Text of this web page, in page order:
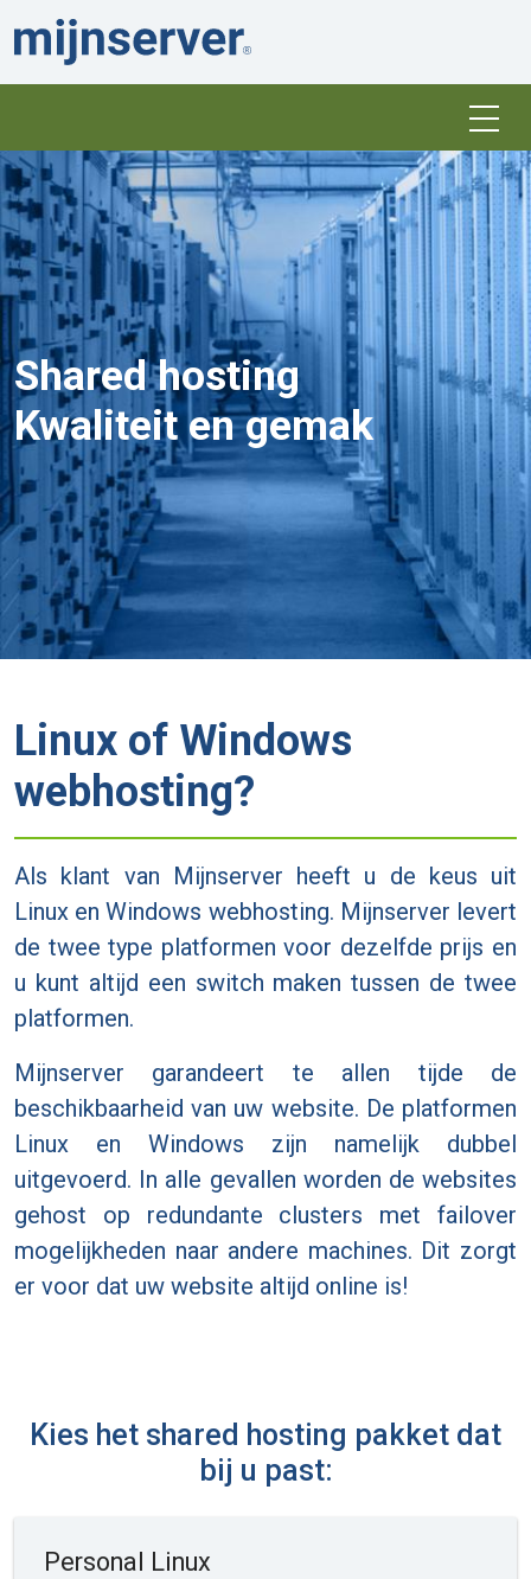
Shared hosting
Kwaliteit en gemak
Linux of Windows
webhosting?
Als klant van Mijnserver heeft u de keus uit
Linux en Windows webhosting. Mijnserver levert
de twee type platformen voor dezelfde prijs en
u kunt altijd een switch maken tussen de twee
platformen.
Mijnserver garandeert te allen tijde de
beschikbaarheid van uw website. De platformen
Linux en Windows zijn namelijk dubbel
uitgevoerd. In alle gevallen worden de websites
gehost op redundante clusters met failover
mogelijkheden naar andere machines. Dit zorgt
er voor dat uw website altijd online is!
Kies het shared hosting pakket dat
bij u past:
Personal Linux